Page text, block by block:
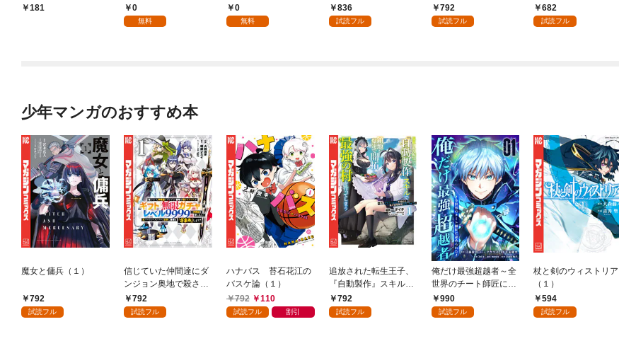
181
パイダーシルクで裁縫
を頑張ります！【分冊
0
無料
国編】【分冊版】 1
0
無料
国編】 ０１
836
試読フル
パイダーシルクで裁縫
を頑張ります！ 1
792
試読フル
682
試読フル
少年マンガのおすすめ本
魔女と傭兵（１）
792
試読フル
信じていた仲間達にダ
ンジョン奥地で殺され
かけたがギフト『無限
ガチャ』でレベル９９
792
試読フル
ハナバス 苔石花江の
バスケ論（１）
792
110
試読フル 割引
追放された転生王子、
『自動製作』スキルで
領地を爆速で開拓し最
強の村を作ってしまう
792
試読フル
俺だけ最強超越者～全
世界のチート師匠に認
められた～【単行本】
（１）
990
試読フル
杖と剣のウィストリア
（１）
594
試読フル